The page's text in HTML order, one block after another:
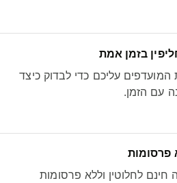
בזמן אמת
עליכם כדי לבדוק כיצד
הזמן.
לחלוטין וללא פרסומות